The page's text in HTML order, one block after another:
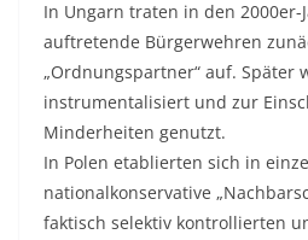
In Ungarn traten in den
auftretende Bürgerwehren
„Ordnungspartner“ auf. Später
instrumentalisiert und zur
Minderheiten genutzt.
In Polen etablierten sich in
nationalkonservative
faktisch selektiv kontrollierten